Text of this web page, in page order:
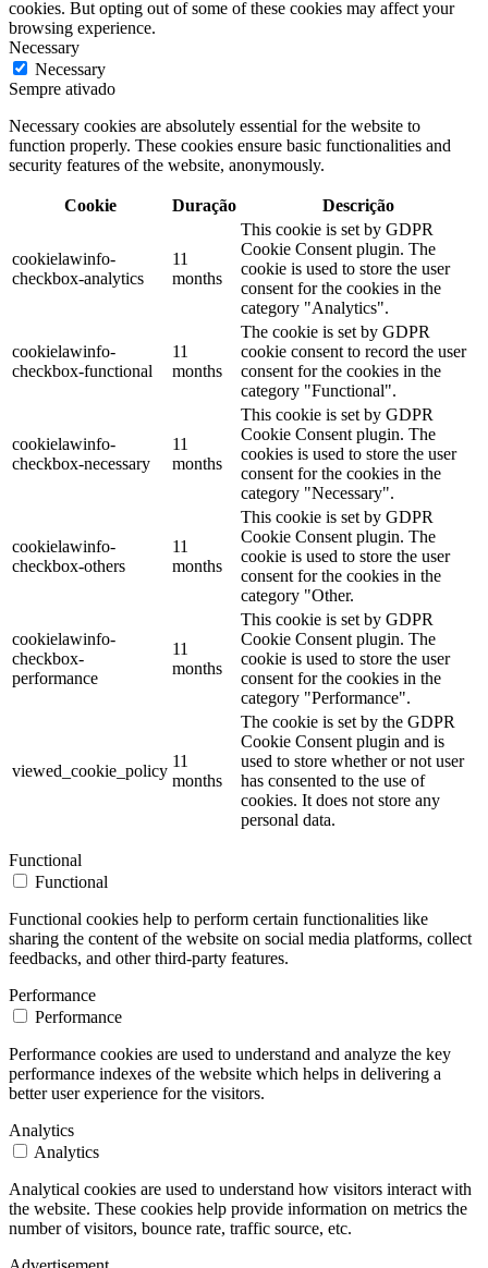
cookies. But opting out of some of these cookies may affect your
browsing experience.
Necessary
Necessary
Sempre ativado
Necessary cookies are absolutely essential for the website to
function properly. These cookies ensure basic functionalities and
security features of the website, anonymously.
Cookie Duração Descrição
cookielawinfo-
checkbox-analytics
11
months
This cookie is set by GDPR
Cookie Consent plugin. The
cookie is used to store the user
consent for the cookies in the
category "Analytics".
cookielawinfo-
checkbox-functional
11
months
The cookie is set by GDPR
cookie consent to record the user
consent for the cookies in the
category "Functional".
cookielawinfo-
checkbox-necessary
11
months
This cookie is set by GDPR
Cookie Consent plugin. The
cookies is used to store the user
consent for the cookies in the
category "Necessary".
cookielawinfo-
checkbox-others
11
months
This cookie is set by GDPR
Cookie Consent plugin. The
cookie is used to store the user
consent for the cookies in the
category "Other.
cookielawinfo-
checkbox-
performance
11
months
This cookie is set by GDPR
Cookie Consent plugin. The
cookie is used to store the user
consent for the cookies in the
category "Performance".
viewed_cookie_policy
11
months
The cookie is set by the GDPR
Cookie Consent plugin and is
used to store whether or not user
has consented to the use of
cookies. It does not store any
personal data.
Functional
Functional
Functional cookies help to perform certain functionalities like
sharing the content of the website on social media platforms, collect
feedbacks, and other third-party features.
Performance
Performance
Performance cookies are used to understand and analyze the key
performance indexes of the website which helps in delivering a
better user experience for the visitors.
Analytics
Analytics
Analytical cookies are used to understand how visitors interact with
the website. These cookies help provide information on metrics the
number of visitors, bounce rate, traffic source, etc.